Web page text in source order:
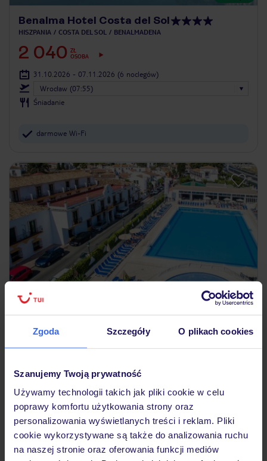
Zgoda Szczegóły O plikach cookies
Szanujemy Twoją prywatność
Używamy technologii takich jak pliki cookie w celu
poprawy komfortu użytkowania strony oraz
personalizowania wyświetlanych treści i reklam. Pliki
cookie wykorzystywane są także do analizowania ruchu
na naszej stronie oraz oferowania funkcji mediów
Benalma Hotel Costa del Sol
HISZPANIA COSTA DEL SOL BENALMADENA
2 040 ZŁ
OSOBA
31.10.2026 - 07.11.2026 (6 noclegów)
Wrocław (07:55)
Śniadanie
darmowe Wi-Fi
3.9/5
1231 opinii
Globales Pueblo Andaluz
HISZPANIA COSTA DEL SOL MARBELLA
2 069 OSOBA
19.10.2026 - 25.10.2026 (6 noclegów)
Wrocław (05:50)
All Inclusive
klimatyczne, hiszpańskie wnętrza